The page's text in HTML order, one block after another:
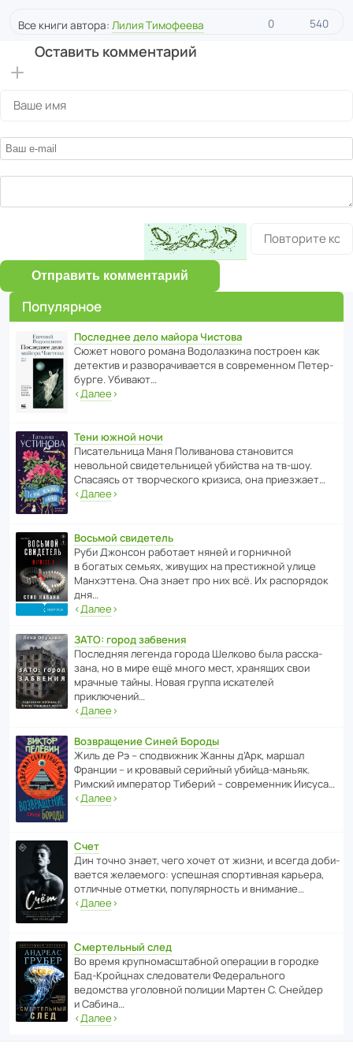
Все книги автора: Лилия Тимофеева 0 540
Оставить комментарий
Отправить комментарий
Популярное
Последнее дело майора Чистова
Сюжет нового романа Водо­ла­з­кина пост­роен как
дете­ктив и разво­ра­чи­ва­ется в совре­менном Пете­р­
бурге. Убивают…
‹Далее›
Тени южной ночи
Писа­тель­ница Маня Поли­ва­нова стано­вится
невольной свиде­тель­ницей убийства на тв-шоу.
Спасаясь от твор­че­с­кого кризиса, она приезжает…
‹Далее›
Восьмой свидетель
Руби Джонсон рабо­тает няней и горни­чной
в богатых семьях, живущих на прес­ти­жной улице
Манх­эт­тена. Она знает про них всё. Их распо­рядок
дня…
‹Далее›
ЗАТО: город забвения
После­дняя легенда города Шелково была расска­
зана, но в мире ещё много мест, хранящих свои
мрачные тайны. Новая группа иска­телей
приключений…
‹Далее›
Возвращение Синей Бороды
Жиль де Рэ – спод­ви­жник Жанны д’Арк, маршал
Франции – и кровавый серийный убийца-маньяк.
Римский импе­ратор Тиберий – совре­менник Иисуса…
‹Далее›
Счет
Дин точно знает, чего хочет от жизни, и всегда доби­
ва­ется жела­е­мого: успе­шная спор­ти­вная карьера,
отли­чные отметки, попу­ля­р­ность и внимание…
‹Далее›
Смертельный след
Во время круп­но­мас­ш­та­бной операции в городке
Бад‑Крой­цнах следо­ва­тели Феде­раль­ного
ведомства уголо­вной полиции Мартен С. Снейдер
и Сабина…
‹Далее›